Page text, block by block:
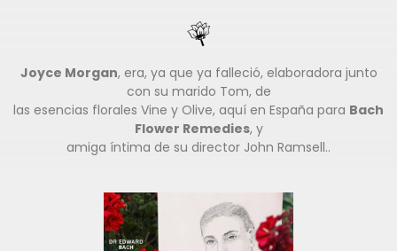
Joyce Morgan, era, ya que ya falleció, elaboradora junto
con su marido Tom, de
las esencias florales Vine y Olive, aquí en España para Bach
Flower Remedies, y
amiga íntima de su director John Ramsell..